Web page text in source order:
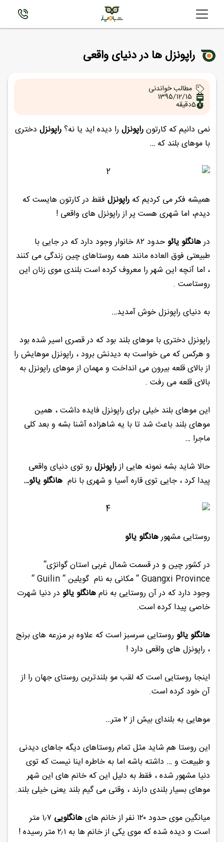
راپونزل ها در دنیای واقعی
مطالب خواندنی
1395/12/15
5دقیقه
نمی دانیم که کارتونراپونزل را دیده اید یا نه؟راپونزل دختری
با موهای بلند که …
همیشه فکر می کردیم که راپونزل فقط در کارتون هایست که
دیدم، اما شهری هست پر از راپونزل های واقعی !
درهانگلو یائو
حدود ۸۲ خانوار وجود دارد که در جایی با
طبیعتی فوق العاده مانند همه روستاهای چین زندگی می کنند
، اما آنچه این شهر را معروف کرده است بلندی موی زنان این
روستاست .
به دنیای راپونزل خوش آمدید…
راپونزل دختری با موهای بلند بود که در قصری اسیر شده بود
و هرکس که می خواست به دیدنش برود ، راپونزل موهایش را
از بالای قلعه بیرون می انداخت و مهمان از موهای راپونزل به
بالای قلعه می رفت .
این موهای بلند خیلی برای راپونزل فایده داشت ، همین
موهای بلند باعث شد تا با یه شاهزاده آشنا بشه و بعد کلی
ماجرا …
حالا شاید بشه نمونه هایی ازراپونزل رو توی دنیای واقعی
پیدا کرد ، جایی توی قاره آسیا و شهری با نام هانگلو یائو…
روستایی مشهورهانگلو یائو
در کشور چین و در قسمت شمال غربی استان گوانژی“
Guangxi Province “ مکانی به نام گویلین “ Guilin “
وجود دارد که در آن روستایی به نامهانگلو یائو در دنیا شهرت
خاصی پیدا کرده است.
هانگلو یائو روستایی سرسبز است که علاوه بر مزرعه های برنج
، راپونزل های واقعی دارد !
اینجا روستایی است که لقب مو بلندترین روستای جهان را از
آن خود کرده است.
موهایی به بلندای بیش از ۲ متر…
این روستا هم شاید مثل تمام روستاهای دیگه جاهای دیدنی
و طبیعت و … داشته باشه اما به خاطره اینا نیست که توی
دنیا مشهور شده ، فقط به دلیل این که خانم های این شهر
موهای بسیار بلندی دارند ، وقتی می گیم بلند یعنی خیلی بلند.
میانگین موی حدود ۱۲۰ نفر از خانم های هانگلویی
۱٫۷ متر
است و دیده شده که موی یکی از خانم ها به ۲٫۱ متر رسیده !